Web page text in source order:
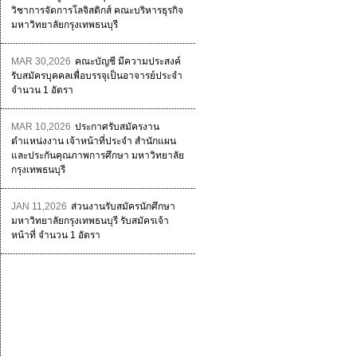
วิชาการจัดการโลจิสติกส์ คณะบริหารธุรกิจ
มหาวิทยาลัยกรุงเทพธนบุรี
MAR 30,2026 คณะบัญชี มีความประสงค์
รับสมัครบุคคลเพื่อบรรจุเป็นอาจารย์ประจำ
จำนวน 1 อัตรา
MAR 10,2026 ประกาศรับสมัครงาน
ตำแหน่งงาน เจ้าหน้าที่ประจำ สำนักแผน
และประกันคุณภาพการศึกษา มหาวิทยาลัย
กรุงเทพธนบุรี
JAN 11,2026 ส่วนงานรับสมัครนักศึกษา
มหาวิทยาลัยกรุงเทพธนบุรี รับสมัครเจ้า
หน้าที่ จำนวน 1 อัตรา